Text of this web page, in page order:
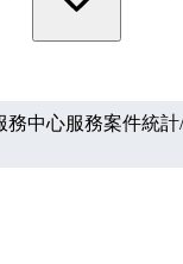
務中心服務案件統計/